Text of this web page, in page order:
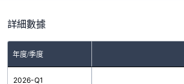
詳細數據
年度/季度
2026-Q1